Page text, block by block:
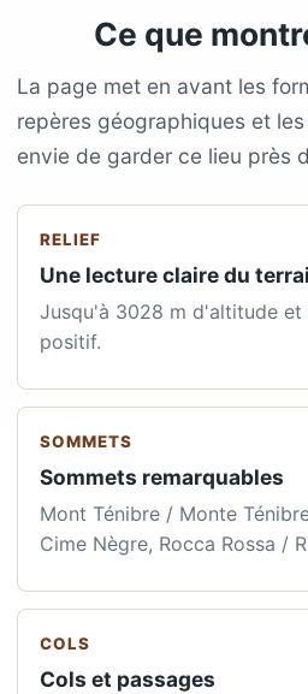
Ce que
La page met en avant les
repères géographiques et
envie de garder ce lieu près
RELIEF
Une lecture claire du
Jusqu'à 3028 m d'altitude et
positif.
SOMMETS
Sommets remarquables
Mont Ténibre / Monte
Cime Nègre, Rocca Rossa /
COLS
Cols et passages